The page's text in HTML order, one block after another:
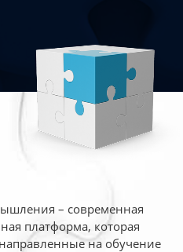
– современная
платформа, которая
на обучение